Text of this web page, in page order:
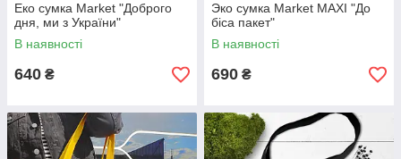
Еко сумка Market "Доброго
дня, ми з України"
В наявності
640 ₴
Эко сумка Market MAXI "До
біса пакет"
В наявності
690 ₴